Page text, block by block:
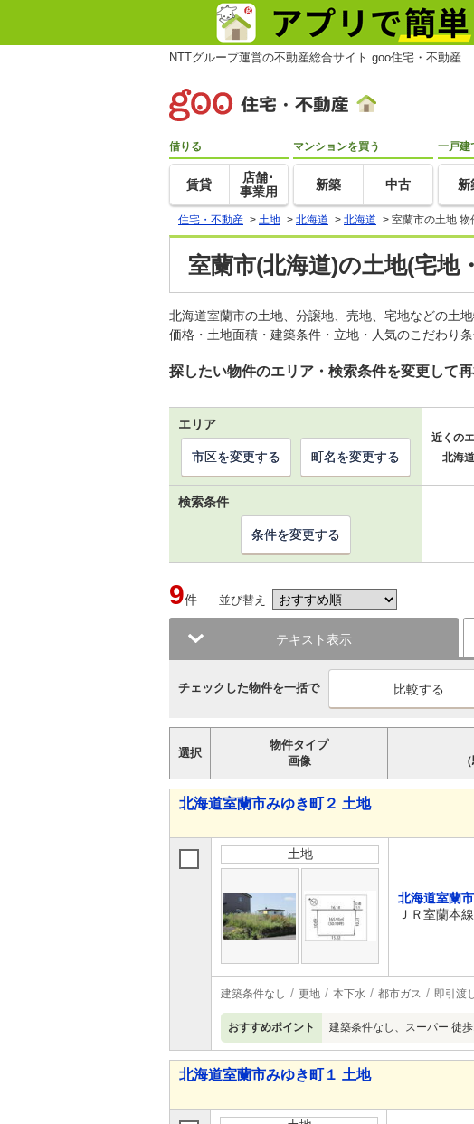
NTTグループ運営の不動産総合サイト goo住宅・不動産
借りる
賃貸
店舗･
事業用
マンションを買う
新築 中古
一戸建
新
住宅・不動産 > 土地 > 北海道 > 北海道 > 室蘭市の土地 物
室蘭市(北海道)の土地(宅地
北海道室蘭市の土地、分譲地、売地、宅地などの土
価格・土地面積・建築条件・立地・人気のこだわり
探したい物件のエリア・検索条件を変更して
エリア
近くの
北海道
市区を変更する 町名を変更する
検索条件
条件を変更する
9件 並び替え
テキスト表示
チェックした物件を一括で
選択
物件タイプ
画像
北海道室蘭市みゆき町２ 土地
土地
北海道室蘭
ＪＲ室蘭本
建築条件なし 更地 本下水 都市ガス 即引渡
おすすめポイント 建築条件なし、スーパー 徒
北海道室蘭市みゆき町１ 土地